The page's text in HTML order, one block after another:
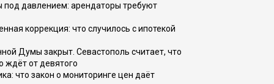
под давлением: арендаторы требуют
коррекция: что случилось с ипотекой
Думы закрыт. Севастополь считает, что
ждёт от девятого
что закон о мониторинге цен даёт